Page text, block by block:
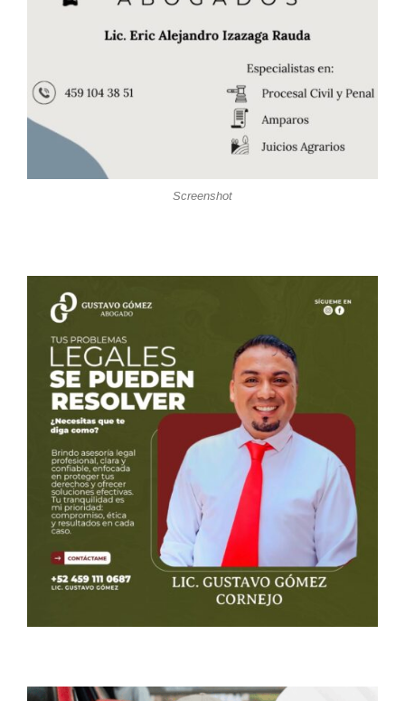
Screenshot